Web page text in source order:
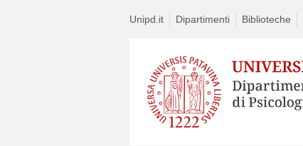
Unipd.it Dipartimenti Biblioteche